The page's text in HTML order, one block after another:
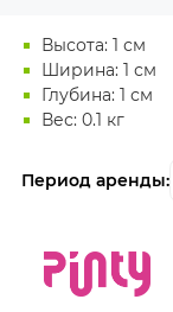
Высота: 1 см
Ширина: 1 см
Глубина: 1 см
Вес: 0.1 кг
Период аренды: